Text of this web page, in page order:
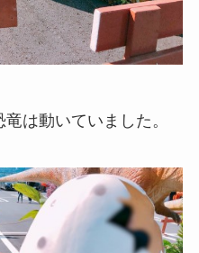
は動いていました。